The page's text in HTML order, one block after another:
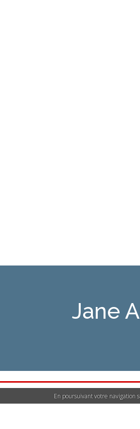
En poursuivant votre navigation
Jane